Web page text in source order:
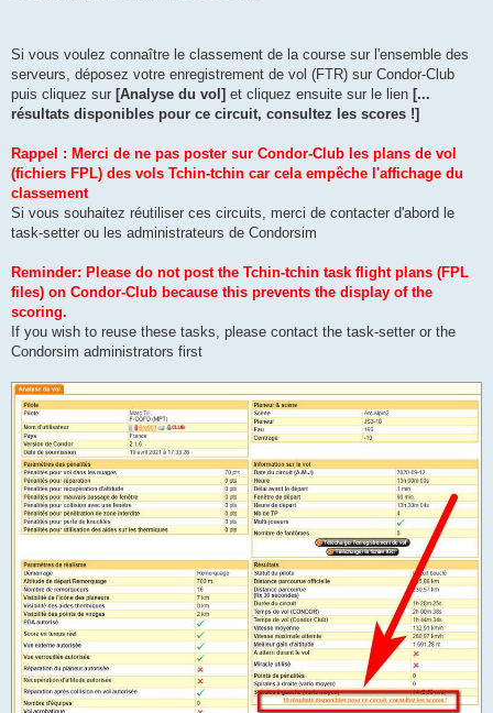
Si vous voulez connaître le classement de la course sur l'ensemble des
serveurs, déposez votre enregistrement de vol (FTR) sur Condor-Club
puis cliquez sur [Analyse du vol] et cliquez ensuite sur le lien [...
résultats disponibles pour ce circuit, consultez les scores !]
Rappel : Merci de ne pas poster sur Condor-Club les plans de vol
(fichiers FPL) des vols Tchin-tchin car cela empêche l'affichage du
classement
Si vous souhaitez réutiliser ces circuits, merci de contacter d'abord le
task-setter ou les administrateurs de Condorsim
Reminder: Please do not post the Tchin-tchin task flight plans (FPL
files) on Condor-Club because this prevents the display of the
scoring.
If you wish to reuse these tasks, please contact the task-setter or the
Condorsim administrators first